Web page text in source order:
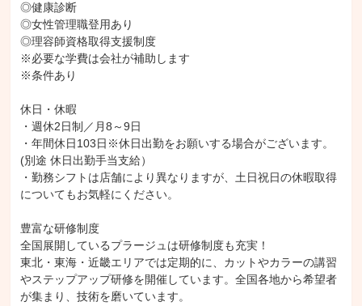
◎健康診断
◎女性管理職登用あり
◎理容師資格取得支援制度
※必要な学費は会社が補助します
※条件あり
休日・休暇
・週休2日制／月8～9日
・年間休日103日※休日出勤をお願いする場合がございます。
(別途 休日出勤手当支給）
・勤務シフトは店舗により異なりますが、土日祝日の休暇取得
についてもお気軽にください。
豊富な研修制度
全国展開しているプラージュは研修制度も充実！
東北・東海・近畿エリアでは定期的に、カットやカラーの講習
やステップアップ研修を開催しています。全国各地から希望者
が集まり、技術を磨いています。